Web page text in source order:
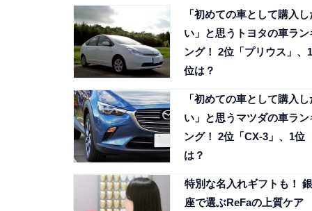
「初めての車として購入し
い」と思うトヨタの車ラン
ング！ 2位「プリウス」、1
位は？
「初めての車として購入し
い」と思うマツダの車ラン
ング！ 2位「CX-3」、1位
は？
特別な名入れギフトも！ 銀
座で選ぶReFaの上質ケア